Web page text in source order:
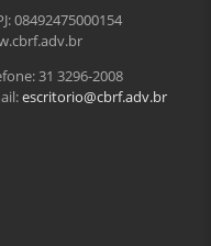
08492475000154
31 3296-2008
escritorio@cbrf.adv.br